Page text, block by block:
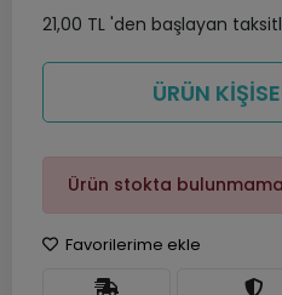
21,00 TL 'den başlayan
ÜRÜN
Ürün stokta
Favorilerime ekle